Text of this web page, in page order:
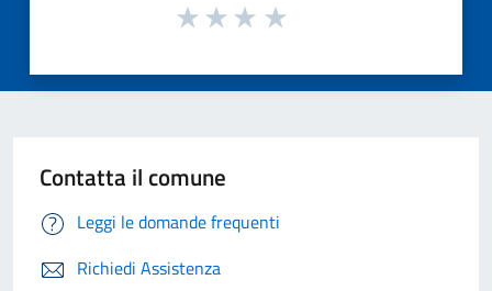
Contatta il comune
Leggi le domande frequenti
Richiedi Assistenza